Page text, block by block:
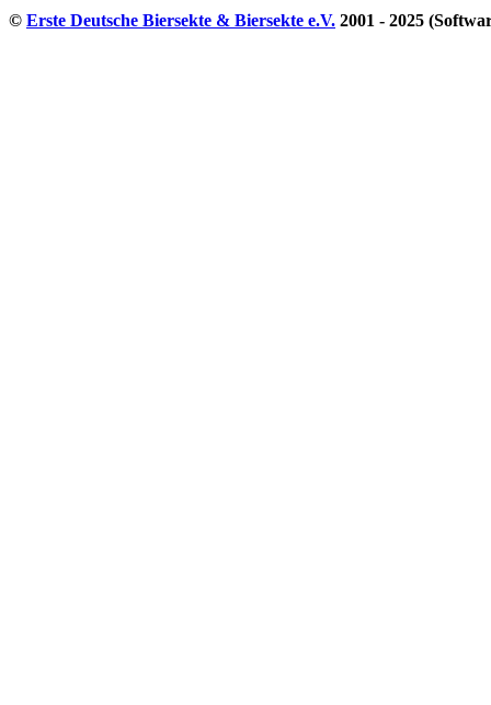
© Erste Deutsche Biersekte & Biersekte e.V. 2001 - 2025